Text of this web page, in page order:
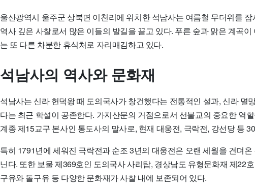
울산광역시 울주군 상북면 이천리에 위치한 석남사는 여름철 무더위를
역사 깊은 사찰로서 많은 이들의 발길을 끌고 있다. 푸른 숲과 맑은 계곡
는 또 다른 차분한 휴식처로 자리매김하고 있다.
석남사의 역사와 문화재
석남사는 신라 헌덕왕 때 도의국사가 창건했다는 전통적인 설과, 신라 멸
다는 최근 학설이 공존한다. 가지산문의 거점으로서 선불교의 중요한 역
계종 제15교구 본사인 통도사의 말사로, 현재 대웅전, 극락전, 강선당 등
특히 1791년에 세워진 극락전과 순조 3년의 대웅전은 오랜 세월을 견뎌
닌다. 또한 보물 제369호인 도의국사 사리탑, 경상남도 유형문화재 제22
구유와 돌구유 등 다양한 문화재가 사찰 내에 보존되어 있다.